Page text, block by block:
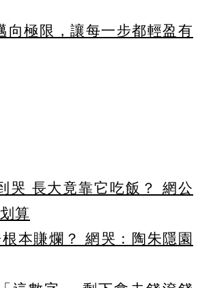
向極限，讓每一步都輕盈有
哭 長大竟靠它吃飯？ 網公
算
本賺爛？ 網哭：陶朱隱園